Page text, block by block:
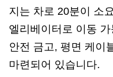
지는 차로 20분이 소
엘리베이터로 이동
안전 금고, 평면 케이
마련되어 있습니다.